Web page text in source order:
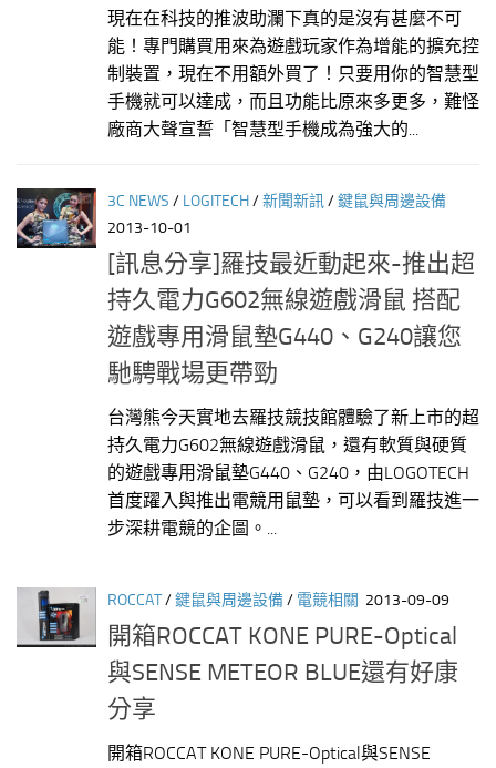
現在在科技的推波助瀾下真的是沒有甚麼不可
能！專門購買用來為遊戲玩家作為增能的擴充控
制裝置，現在不用額外買了！只要用你的智慧型
手機就可以達成，而且功能比原來多更多，難怪
廠商大聲宣誓「智慧型手機成為強大的...
3C NEWS / LOGITECH/新聞新訊/鍵鼠與周邊設備
2013-10-01
[訊息分享]羅技最近動起來-推出超
持久電力G602無線遊戲滑鼠 搭配
遊戲專用滑鼠墊G440、G240讓您
馳騁戰場更帶勁
台灣熊今天實地去羅技競技館體驗了新上市的超
持久電力G602無線遊戲滑鼠，還有軟質與硬質
的遊戲專用滑鼠墊G440、G240，由LOGOTECH
首度躍入與推出電競用鼠墊，可以看到羅技進一
步深耕電競的企圖。...
ROCCAT/鍵鼠與周邊設備/ 電競相關 2013-09-09
開箱ROCCAT KONE PURE-Optical
與SENSE METEOR BLUE還有好康
分享
開箱ROCCAT KONE PURE-Optical與SENSE